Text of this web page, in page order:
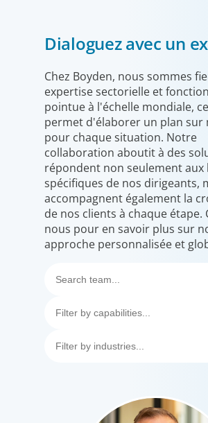
Dialoguez avec un
Chez Boyden, nous sommes
expertise sectorielle et
pointue à l'échelle mondiale,
permet d'élaborer un plan sur
pour chaque situation. Notre
collaboration aboutit à des
répondent non seulement aux
spécifiques de nos dirigeants,
accompagnent également la
de nos clients à chaque étape.
nous pour en savoir plus sur
approche personnalisée et